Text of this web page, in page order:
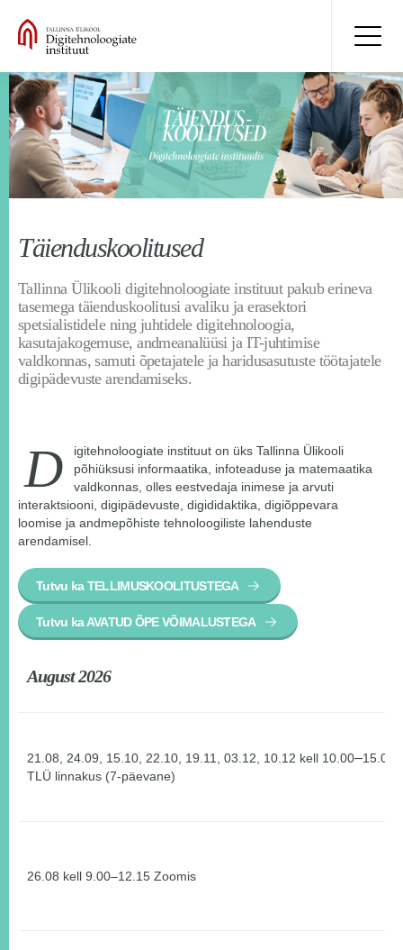
Täienduskoolitused
Tallinna Ülikooli digitehnoloogiate instituut pakub erineva
tasemega täienduskoolitusi avaliku ja erasektori
spetsialistidele ning juhtidele digitehnoloogia,
kasutajakogemuse, andmeanalüüsi ja IT-juhtimise
valdkonnas, samuti õpetajatele ja haridusasutuste töötajatele
digipädevuste arendamiseks.
D
igitehnoloogiate instituut on üks Tallinna Ülikooli
põhiüksusi informaatika, infoteaduse ja matemaatika
valdkonnas, olles eestvedaja inimese ja arvuti
interaktsiooni, digipädevuste, digididaktika, digiõppevara
loomise ja andmepõhiste tehnoloogiliste lahenduste
arendamisel.
Tutvu ka TELLIMUSKOOLITUSTEGA
Tutvu ka AVATUD ÕPE VÕIMALUSTEGA
August 2026
21.08, 24.09, 15.10, 22.10, 19.11, 03.12, 10.12 kell 10.00–15.00
TLÜ linnakus (7-päevane)
26.08 kell 9.00–12.15 Zoomis